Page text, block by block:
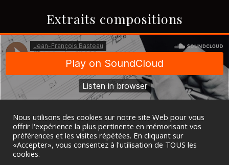
Extraits compositions
Nous utilisons des cookies sur notre site Web pour vous
offrir l'expérience la plus pertinente en mémorisant vos
préférences et les visites répétées. En cliquant sur
«Accepter», vous consentez à l'utilisation de TOUS les
cookies.